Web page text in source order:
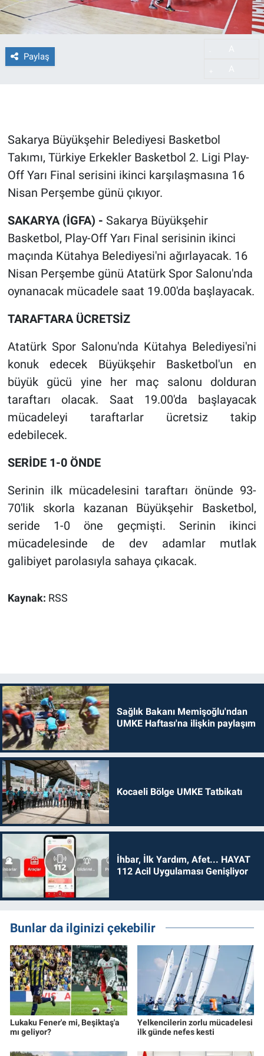
Paylaş
Sakarya Büyükşehir Belediyesi Basketbol
Takımı, Türkiye Erkekler Basketbol 2. Ligi Play-
Off Yarı Final serisini ikinci karşılaşmasına 16
Nisan Perşembe günü çıkıyor.
SAKARYA (İGFA) - Sakarya Büyükşehir
Basketbol, Play-Off Yarı Final serisinin ikinci
maçında Kütahya Belediyesi'ni ağırlayacak. 16
Nisan Perşembe günü Atatürk Spor Salonu'nda
oynanacak mücadele saat 19.00'da başlayacak.
TARAFTARA ÜCRETSİZ
Atatürk Spor Salonu'nda Kütahya Belediyesi'ni
konuk edecek Büyükşehir Basketbol'un en
büyük gücü yine her maç salonu dolduran
taraftarı olacak. Saat 19.00'da başlayacak
mücadeleyi taraftarlar ücretsiz takip
edebilecek.
SERİDE 1-0 ÖNDE
Serinin ilk mücadelesini taraftarı önünde 93-
70'lik skorla kazanan Büyükşehir Basketbol,
seride 1-0 öne geçmişti. Serinin ikinci
mücadelesinde de dev adamlar mutlak
galibiyet parolasıyla sahaya çıkacak.
Kaynak: RSS
Sağlık Bakanı Memişoğlu'ndan
UMKE Haftası'na ilişkin paylaşım
Kocaeli Bölge UMKE Tatbikatı
İhbar, İlk Yardım, Afet... HAYAT
112 Acil Uygulaması Genişliyor
Bunlar da ilginizi çekebilir
Lukaku Fener'e mi, Beşiktaş'a
mı geliyor?
Yelkencilerin zorlu mücadelesi
ilk günde nefes kesti